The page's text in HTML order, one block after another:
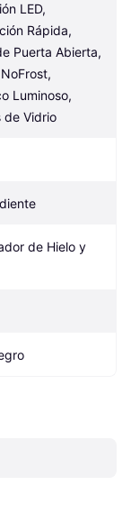
LED,
Rápida,
Puerta Abierta,
Luminoso,
de Vidrio
de Hielo y